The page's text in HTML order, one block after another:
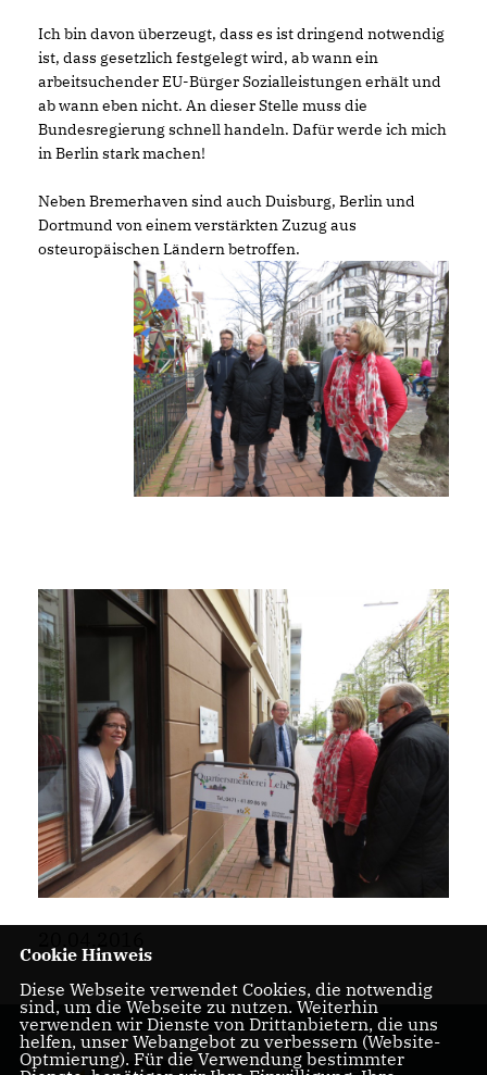
Ich bin davon überzeugt, dass es ist dringend notwendig
ist, dass gesetzlich festgelegt wird, ab wann ein
arbeitsuchender EU-Bürger Sozialleistungen erhält und
ab wann eben nicht. An dieser Stelle muss die
Bundesregierung schnell handeln. Dafür werde ich mich
in Berlin stark machen!
Neben Bremerhaven sind auch Duisburg, Berlin und
Dortmund von einem verstärkten Zuzug aus
osteuropäischen Ländern betroffen.
Mitglied der
Bremischen
Cookie Hinweis
Diese Webseite verwendet Cookies, die notwendig
sind, um die Webseite zu nutzen. Weiterhin
verwenden wir Dienste von Drittanbietern, die uns
helfen, unser Webangebot zu verbessern (Website-
Optmierung). Für die Verwendung bestimmter